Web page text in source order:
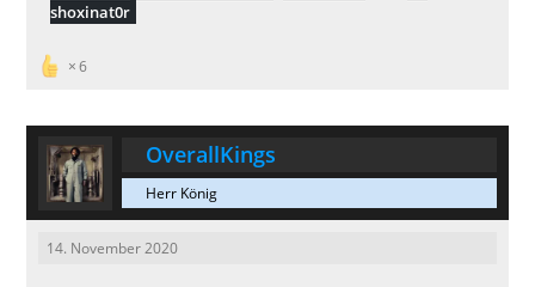
shoxinat0r
6
OverallKings
Herr König
14. November 2020